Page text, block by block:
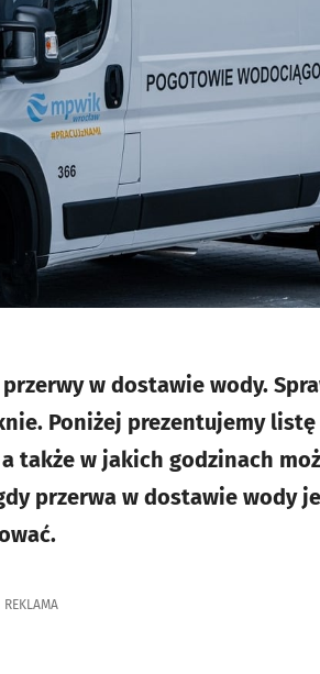
w dostawie wody.
Poniżej prezentujemy
także w jakich godzinach
przerwa w dostawie wody
REKLAMA